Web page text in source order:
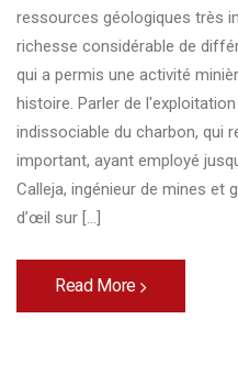
ressources géologiques très
richesse considérable de
qui a permis une activité
histoire. Parler de
indissociable du charbon, qui
important, ayant employé
Calleja, ingénieur de mines et
d’œil sur [...]
Read More